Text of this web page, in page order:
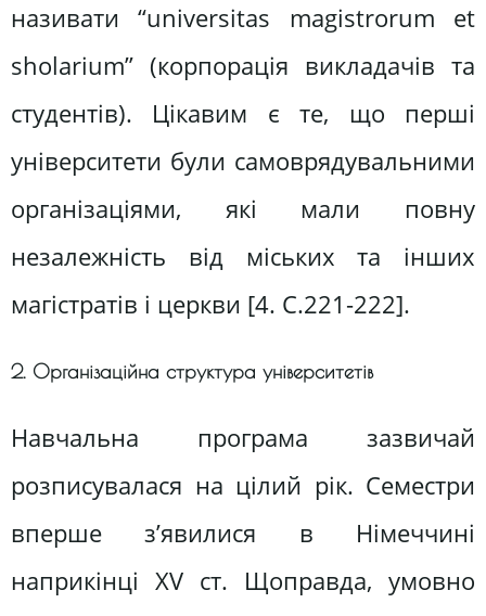
називати “universitas magistrorum et
sholarium” (корпорація викладачів та
студентів). Цікавим є те, що перші
університети були самоврядувальними
організаціями, які мали повну
незалежність від міських та інших
магістратів і церкви [4. С.221-222].
2. Організаційна структура університетів
Навчальна програма зазвичай
розписувалася на цілий рік. Семестри
вперше з’явилися в Німеччині
наприкінці XV ст. Щоправда, умовно